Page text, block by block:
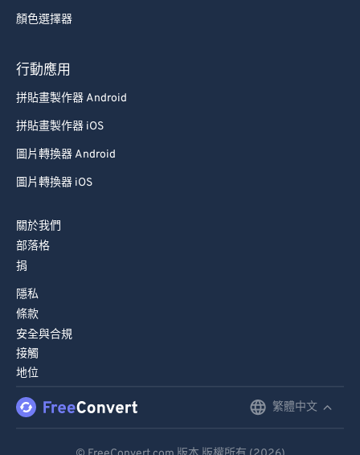
顏色選擇器
行動應用
拼貼畫製作器 Android
拼貼畫製作器 iOS
圖片轉換器 Android
圖片轉換器 iOS
關於我們
部落格
捐
隱私
條款
安全與合規
接觸
地位
繁體中文